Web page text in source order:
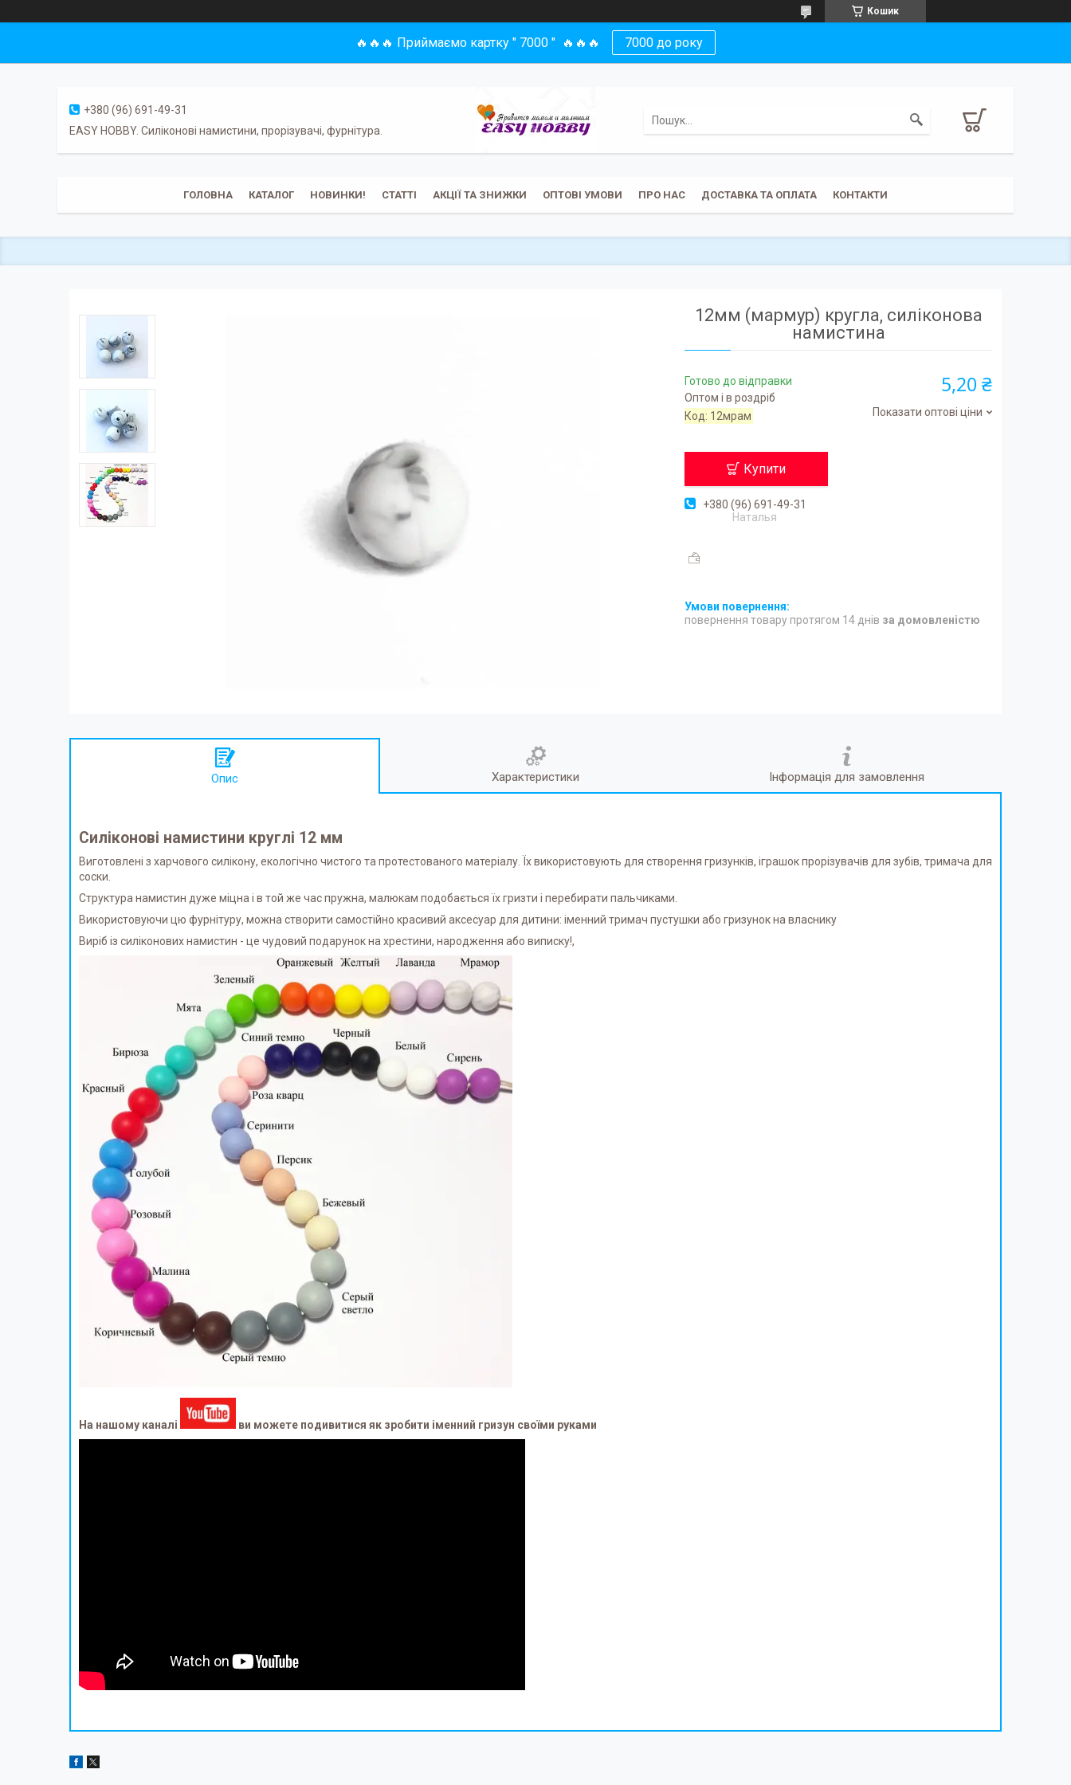
Кошик
🔥🔥🔥 Приймаємо картку " 7000 " 🔥🔥🔥 7000 до року
+380 (96) 691-49-31
EASY HOBBY. Силіконові намистини, прорізувачі, фурнітура.
ГОЛОВНА КАТАЛОГ НОВИНКИ! СТАТТІ АКЦІЇ ТА ЗНИЖКИ ОПТОВІ УМОВИ ПРО НАС ДОСТАВКА ТА ОПЛАТА КОНТАКТИ
12мм (мармур) кругла, силіконова
намистина
Готово до відправки
Оптом і в роздріб
Код: 12мрам
5,20 ₴
Показати оптові ціни
Купити
+380 (96) 691-49-31
Наталья
повернення товару протягом 14 днів за домовленістю
Опис Характеристики Інформація для замовлення
Силіконові намистини круглі 12 мм
Виготовлені з харчового силікону, екологічно чистого та протестованого матеріалу. Їх використовують для створення гризунків, іграшок прорізувачів для зубів, тримача для
соски.
Структура намистин дуже міцна і в той же час пружна, малюкам подобається їх гризти і перебирати пальчиками.
Використовуючи цю фурнітуру, можна створити самостійно красивий аксесуар для дитини: іменний тримач пустушки або гризунок на власнику
Виріб із силіконових намистин - це чудовий подарунок на хрестини, народження або виписку!,
На нашому каналі ви можете подивитися як зробити іменний гризун своїми руками